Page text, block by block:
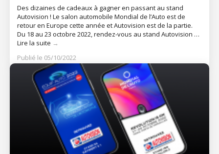
Des dizaines de cadeaux à gagner en passant au stand
Autovision ! Le salon automobile Mondial de l’Auto est de
retour en Europe cette année et Autovision est de la partie.
Du 18 au 23 octobre 2022, rendez-vous au stand Autovision …
Lire la suite →
Publié le 05/10/2022